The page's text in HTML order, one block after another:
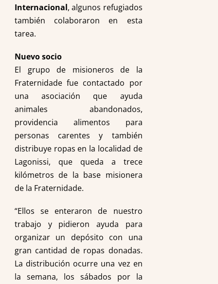
Internacional, algunos refugiados
también colaboraron en esta
tarea.
Nuevo socio
El grupo de misioneros de la
Fraternidade fue contactado por
una asociación que ayuda
animales abandonados,
providencia alimentos para
personas carentes y también
distribuye ropas en la localidad de
Lagonissi, que queda a trece
kilómetros de la base misionera
de la Fraternidade.
“Ellos se enteraron de nuestro
trabajo y pidieron ayuda para
organizar un depósito con una
gran cantidad de ropas donadas.
La distribución ocurre una vez en
la semana, los sábados por la